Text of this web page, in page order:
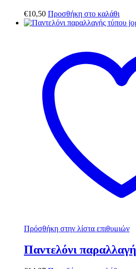
€10,50 Προσθήκη στο καλάθι
Πρόσθήκη στην λίστα επιθυμιών
Παντελόνι